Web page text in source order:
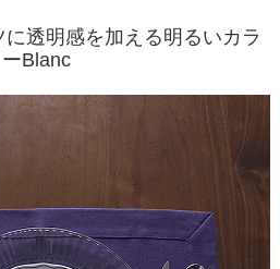
透明感を加える明るいカラ
ーBlanc